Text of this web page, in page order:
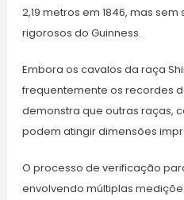
2,19 metros em 1846, mas
rigorosos do Guinness.
Embora os cavalos da raça
frequentemente os recordes
demonstra que outras raças,
podem atingir dimensões
O processo de verificação
envolvendo múltiplas